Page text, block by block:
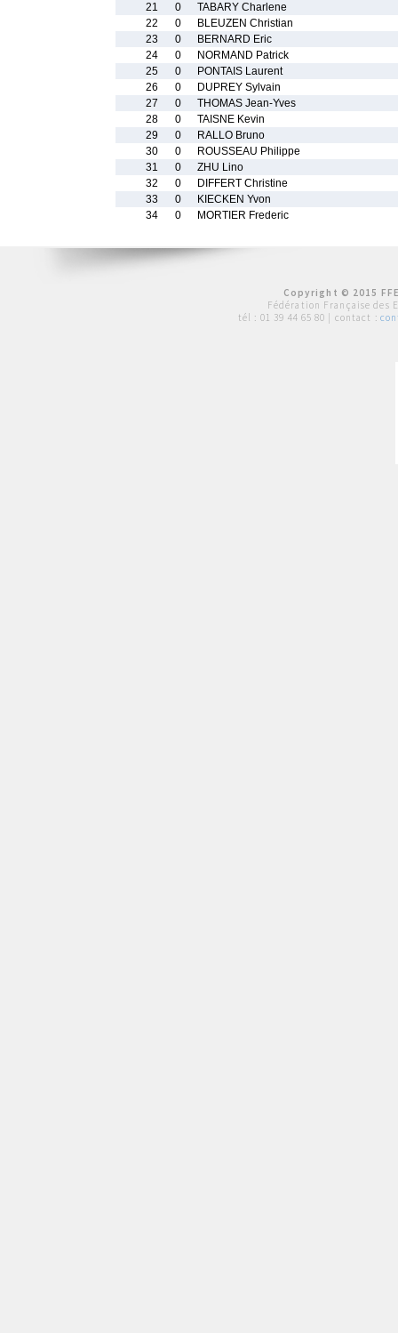
21
0
TABARY Charlene
22
0
BLEUZEN Christian
23
0
BERNARD Eric
24
0
NORMAND Patrick
25
0
PONTAIS Laurent
26
0
DUPREY Sylvain
27
0
THOMAS Jean-Yves
28
0
TAISNE Kevin
29
0
RALLO Bruno
30
0
ROUSSEAU Philippe
31
0
ZHU Lino
32
0
DIFFERT Christine
33
0
KIECKEN Yvon
34
0 MORTIER Frederic
Copyright © 2015
Fédération Française des
tél : 01 39 44 65 80 | contact :